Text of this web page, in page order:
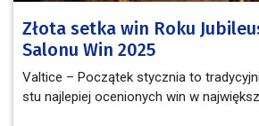
Złota setka win Roku
Salonu Win 2025
Valtice – Początek stycznia to
stu najlepiej ocenionych win w